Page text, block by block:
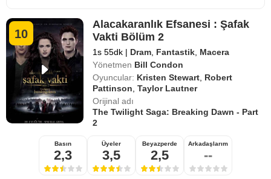
10
Alacakaranlık Efsanesi : Şafak
Vakti Bölüm 2
1s 55dk | Dram, Fantastik, Macera
Yönetmen Bill Condon
Oyuncular: Kristen Stewart, Robert
Pattinson,Taylor Lautner
Orijinal adı
The Twilight Saga: Breaking Dawn - Part
2
Basın
2,3
Üyeler
3,5
Beyazperde
2,5
Arkadaşlarım
--